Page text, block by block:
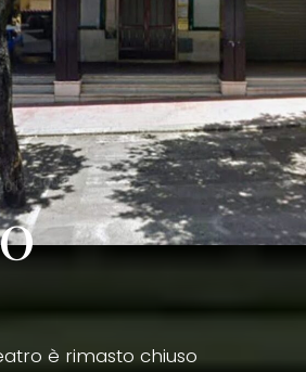
è rimasto chiuso